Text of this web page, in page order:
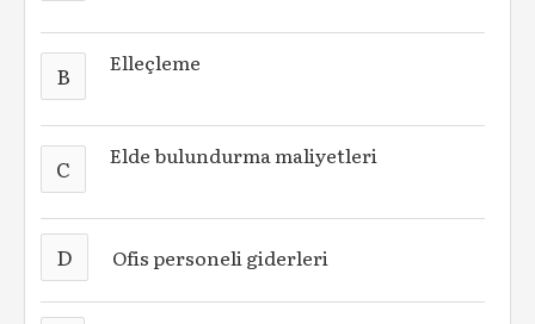
B Elleçleme
C Elde bulundurma maliyetleri
D Ofis personeli giderleri